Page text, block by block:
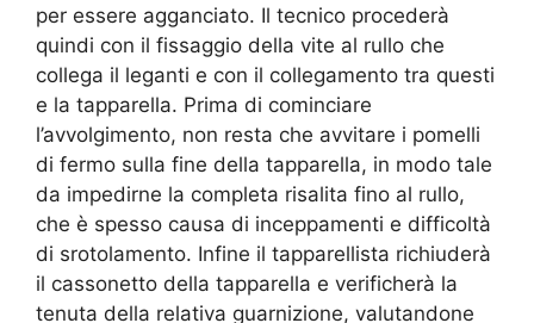
per essere agganciato. Il tecnico procederà
quindi con il fissaggio della vite al rullo che
collega il leganti e con il collegamento tra questi
e la tapparella. Prima di cominciare
l’avvolgimento, non resta che avvitare i pomelli
di fermo sulla fine della tapparella, in modo tale
da impedirne la completa risalita fino al rullo,
che è spesso causa di inceppamenti e difficoltà
di srotolamento. Infine il tapparellista richiuderà
il cassonetto della tapparella e verificherà la
tenuta della relativa guarnizione, valutandone